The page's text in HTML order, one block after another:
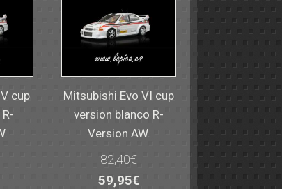
cup
Mitsubishi Evo VI cup
version blanco R-
Version AW.
82,40€
El
59,95€El